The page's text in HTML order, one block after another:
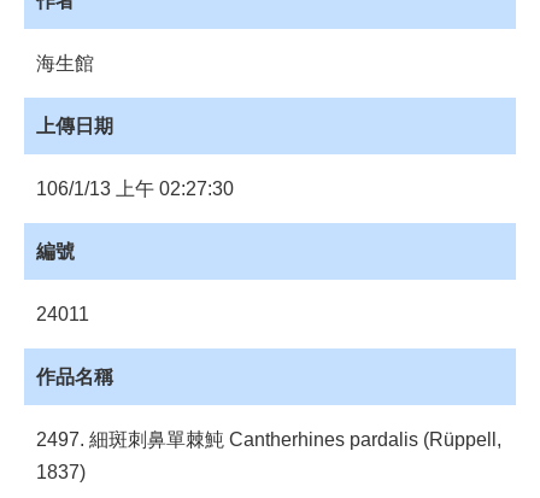
首
頁
館
員
登
入
網
站
導
購
物
車
載
管
海生館
上傳日期
106/1/13 上午 02:27:30
編號
24011
作品名稱
2497. 細斑刺鼻單棘魨 Cantherhines pardalis (Rüppell,
1837)